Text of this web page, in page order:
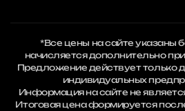
*Все цены на сайте указаны
начисляется дополнительно
Предложение действует только
индивидуальных
Информация на сайте не
Итоговая цена формируется